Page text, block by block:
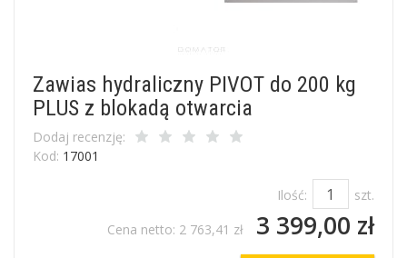
Zawias hydraliczny PIVOT do 200 kg
PLUS z blokadą otwarcia
Dodaj recenzję:
Kod: 17001
Ilość:
szt.
Cena netto: 2 763,41 zł 3 399,00 zł